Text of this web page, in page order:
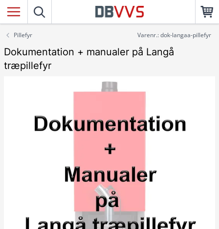
Pillefyr Varenr.: dok-langaa-pillefyr
Dokumentation + manualer på Langå
træpillefyr